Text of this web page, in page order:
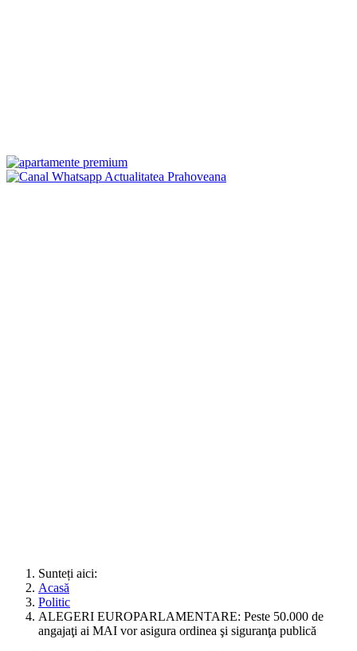
Sunteți aici:
Acasă
Politic
ALEGERI EUROPARLAMENTARE: Peste 50.000 de
angajaţi ai MAI vor asigura ordinea şi siguranţa publică